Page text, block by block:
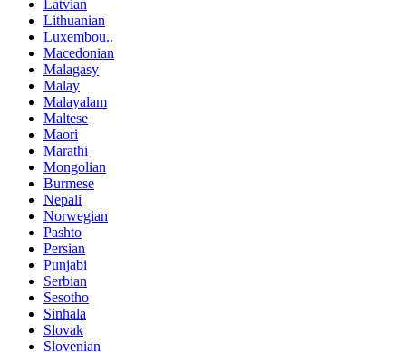
Latvian
Lithuanian
Luxembou..
Macedonian
Malagasy
Malay
Malayalam
Maltese
Maori
Marathi
Mongolian
Burmese
Nepali
Norwegian
Pashto
Persian
Punjabi
Serbian
Sesotho
Sinhala
Slovak
Slovenian